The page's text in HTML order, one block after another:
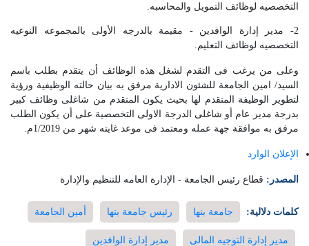
التخصصيه لوظائف التمويل والمحاسبه.
2- مدير إدارة الوافدين - مقيمة بالدرجه الأولى بالمجموعه النوعيه
التخصصيه لوظائف التعليم.
وعلى من يرغب فى التقدم لشغل هذه الوظائف أن يتقدم بطلب باسم
السيد/ امين الجامعة للشئون الادارية مرفق به بيان حالته الوظيفية ورؤية
لتطوير الوظيفة المتقدم لها بحيث يكون المتقدم من شاغلى وظائف كبير
بدرجة مدير عام أو شاغلى الدرجة الاولى التخصصية على أن يكون الطلب
مرفق به موافقة جهة عمله ومعتمد فى موعد غايته شهر من 1/2019م.
الإعلان الوارد
المصدر: قطاع رئيس الجامعة - الإدارة العامه للتنظيم والإدارة
كلمات دلالية: جامعة بنها رئيس جامعة بنها أمين الجامعة
مدير إدارة التوجيه المالى مدير إدارة الوافدين